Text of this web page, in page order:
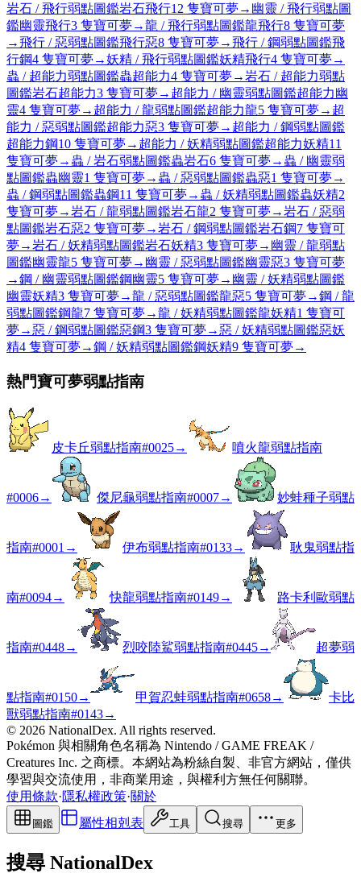
岩石 / 飛行弱點圖鑑岩石飛行12 隻寶可夢→ 幽靈 / 飛行弱點圖
鑑幽靈飛行3 隻寶可夢→龍 / 飛行弱點圖鑑龍飛行8 隻寶可夢
→飛行 / 惡弱點圖鑑飛行惡8 隻寶可夢→飛行 / 鋼弱點圖鑑飛
行鋼4 隻寶可夢→妖精 / 飛行弱點圖鑑妖精飛行4 隻寶可夢→
蟲 / 超能力弱點圖鑑蟲超能力4 隻寶可夢→岩石 / 超能力弱點
圖鑑岩石超能力3 隻寶可夢→ 超能力 / 幽靈弱點圖鑑超能力幽
靈4 隻寶可夢→ 超能力 / 龍弱點圖鑑超能力龍5 隻寶可夢→ 超
能力 / 惡弱點圖鑑超能力惡3 隻寶可夢→ 超能力 / 鋼弱點圖鑑
超能力鋼10 隻寶可夢→ 超能力 / 妖精弱點圖鑑超能力妖精11
隻寶可夢→ 蟲 / 岩石弱點圖鑑蟲岩石6 隻寶可夢→ 蟲 / 幽靈弱
點圖鑑蟲幽靈1 隻寶可夢→ 蟲 / 惡弱點圖鑑蟲惡1 隻寶可夢→
蟲 / 鋼弱點圖鑑蟲鋼11 隻寶可夢→ 蟲 / 妖精弱點圖鑑蟲妖精2
隻寶可夢→岩石 / 龍弱點圖鑑岩石龍2 隻寶可夢→岩石 / 惡弱
點圖鑑岩石惡2 隻寶可夢→岩石 / 鋼弱點圖鑑岩石鋼7 隻寶可
夢→岩石 / 妖精弱點圖鑑岩石妖精3 隻寶可夢→ 幽靈 / 龍弱點
圖鑑幽靈龍5 隻寶可夢→ 幽靈 / 惡弱點圖鑑幽靈惡3 隻寶可夢
→鋼 / 幽靈弱點圖鑑鋼幽靈5 隻寶可夢→ 幽靈 / 妖精弱點圖鑑
幽靈妖精3 隻寶可夢→龍 / 惡弱點圖鑑龍惡5 隻寶可夢→鋼 / 龍
弱點圖鑑鋼龍7 隻寶可夢→龍 / 妖精弱點圖鑑龍妖精1 隻寶可
夢→惡 / 鋼弱點圖鑑惡鋼3 隻寶可夢→惡 / 妖精弱點圖鑑惡妖
精4 隻寶可夢→鋼 / 妖精弱點圖鑑鋼妖精9 隻寶可夢→
熱門寶可夢弱點指南
皮卡丘弱點指南#0025→ 噴火龍弱點指南
#0006→ 傑尼龜弱點指南#0007→ 妙蛙種子弱點
指南#0001 → 伊布弱點指南#0133→ 耿鬼弱點指
南#0094→ 快龍弱點指南#0149→ 路卡利歐弱點
指南#0448→ 烈咬陸鯊弱點指南#0445→ 超夢弱
點指南#0150→ 甲賀忍蛙弱點指南#0658→
卡比
獸弱點指南#0143→
© 2026 NationalDex. All rights reserved.
Pokémon 與相關角色名稱為 Nintendo / GAME FREAK /
Creatures Inc. 之商標。本網站為粉絲自製、非官方網站，僅供
學習與交流使用，非商業用途，與權利方無任何關聯。
使用條款·隱私權政策·關於
圖鑑 屬性相剋表 工具 搜尋 更多
搜尋 NationalDex